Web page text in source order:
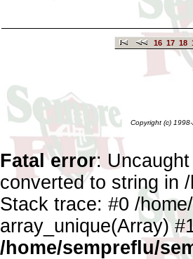
16 17 18
Copyright (c)
Fatal error:
converted to string in
Stack trace: #0 /
array_unique(Array)
/home/sempreflu/